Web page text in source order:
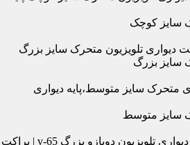
سایز کوچک
دیواری تلویزیون متحرک سایز بزرگ
سایز بزرگ
متحرک سایز متوسط،پایه دیواری
سایز متوسط
قیمت و خرید براکت دیواری تلویزیون دوبازو بزرگ v-65 | براکت